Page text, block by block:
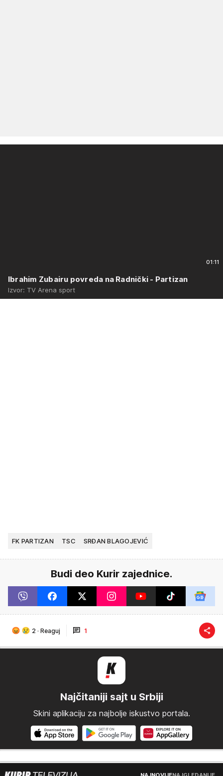
01:11
Ibrahim Zubairu povreda na Radnički - Partizan
Izvor: TV Arena sport
FK PARTIZAN TSC SRĐAN BLAGOJEVIĆ
Budi deo Kurir zajednice.
2 · Reaguj 1
Najčitaniji sajt u Srbiji
Skini aplikaciju za najbolje iskustvo portala.